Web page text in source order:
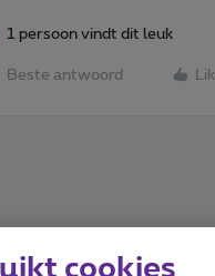
1 persoon vindt dit leuk
Beste antwoord
cookies